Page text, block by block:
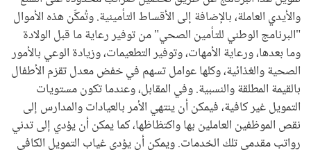
والأيدي العاملة، بالإضافة إلى الأقساط التأمينية. وتُمكِّن هذه الأموال
"البرنامج الوطني للتأمين الصحي" من توفير رعاية ما قبل الولادة
وما بعدها، ورعاية الأمهات، وتوفير التطعيمات، وزيادة الوعي بالأمور
الصحية والغذائية، وكلها عوامل تسهم في خفض معدل تقزم الأطفال
بالقيمة المطلقة والنسبية. وفي المقابل، وعندما تكون مستويات
التمويل غير كافية، فيمكن أن ينتهي الأمر بالعيادات والمدارس إلى
نقص الموظفين العاملين بها واكتظاظها، كما يمكن أن يؤدي إلى تدني
رواتب مقدمي تلك الخدمات. ويمكن أن يؤدي غياب التمويل الكافي